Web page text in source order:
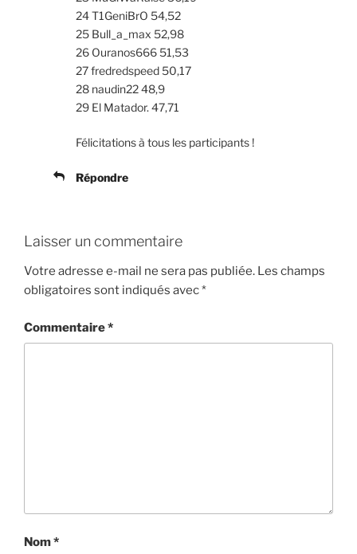
24 T1GeniBrO 54,52
25 Bull_a_max 52,98
26 Ouranos666 51,53
27 fredredspeed 50,17
28 naudin22 48,9
29 El Matador. 47,71
Félicitations à tous les participants !
Répondre
Laisser un commentaire
Votre adresse e-mail ne sera pas publiée. Les champs
obligatoires sont indiqués avec*
Commentaire*
Nom*